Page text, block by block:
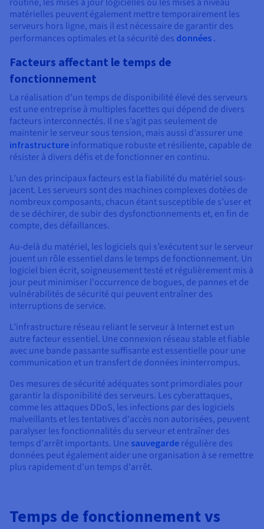
matérielles peuvent également mettre temporairement les
serveurs hors ligne, mais il est nécessaire de garantir des
performances optimales et la sécurité des données .
Facteurs affectant le temps de
fonctionnement
La réalisation d'un temps de disponibilité élevé des serveurs
est une entreprise à multiples facettes qui dépend de divers
facteurs interconnectés. Il ne s’agit pas seulement de
maintenir le serveur sous tension, mais aussi d’assurer une
infrastructure informatique robuste et résiliente, capable de
résister à divers défis et de fonctionner en continu.
L’un des principaux facteurs est la fiabilité du matériel sous-
jacent. Les serveurs sont des machines complexes dotées de
nombreux composants, chacun étant susceptible de s’user et
de se déchirer, de subir des dysfonctionnements et, en fin de
compte, des défaillances.
Au-delà du matériel, les logiciels qui s’exécutent sur le serveur
jouent un rôle essentiel dans le temps de fonctionnement. Un
logiciel bien écrit, soigneusement testé et régulièrement mis à
jour peut minimiser l'occurrence de bogues, de pannes et de
vulnérabilités de sécurité qui peuvent entraîner des
interruptions de service.
L’infrastructure réseau reliant le serveur à Internet est un
autre facteur essentiel. Une connexion réseau stable et fiable
avec une bande passante suffisante est essentielle pour une
communication et un transfert de données ininterrompus.
Des mesures de sécurité adéquates sont primordiales pour
garantir la disponibilité des serveurs. Les cyberattaques,
comme les attaques DDoS, les infections par des logiciels
malveillants et les tentatives d'accès non autorisées, peuvent
paralyser les fonctionnalités du serveur et entraîner des
temps d'arrêt importants. Une sauvegarde régulière des
données peut également aider une organisation à se remettre
plus rapidement d'un temps d'arrêt.
Temps de fonctionnement vs